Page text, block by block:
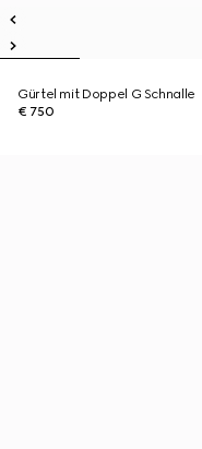
Gürtel mit Doppel G Schnalle
€ 750